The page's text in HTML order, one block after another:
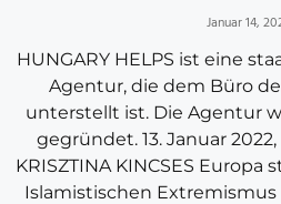
Januar 14,
HUNGARY HELPS ist eine
Agentur, die dem Büro
unterstellt ist. Die Agentur
gegründet. 13. Januar
KRISZTINA KINCSES
Islamistischen